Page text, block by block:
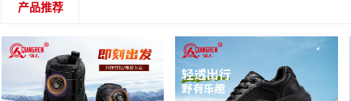
产品推荐